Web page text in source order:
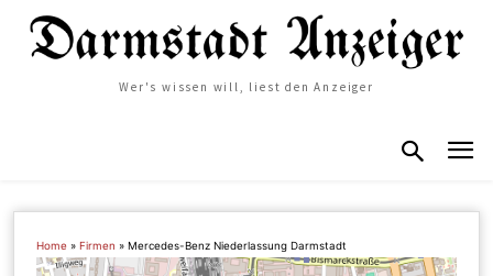
Wer's wissen will, liest den Anzeiger
Home »Firmen »Mercedes-Benz Niederlassung Darmstadt